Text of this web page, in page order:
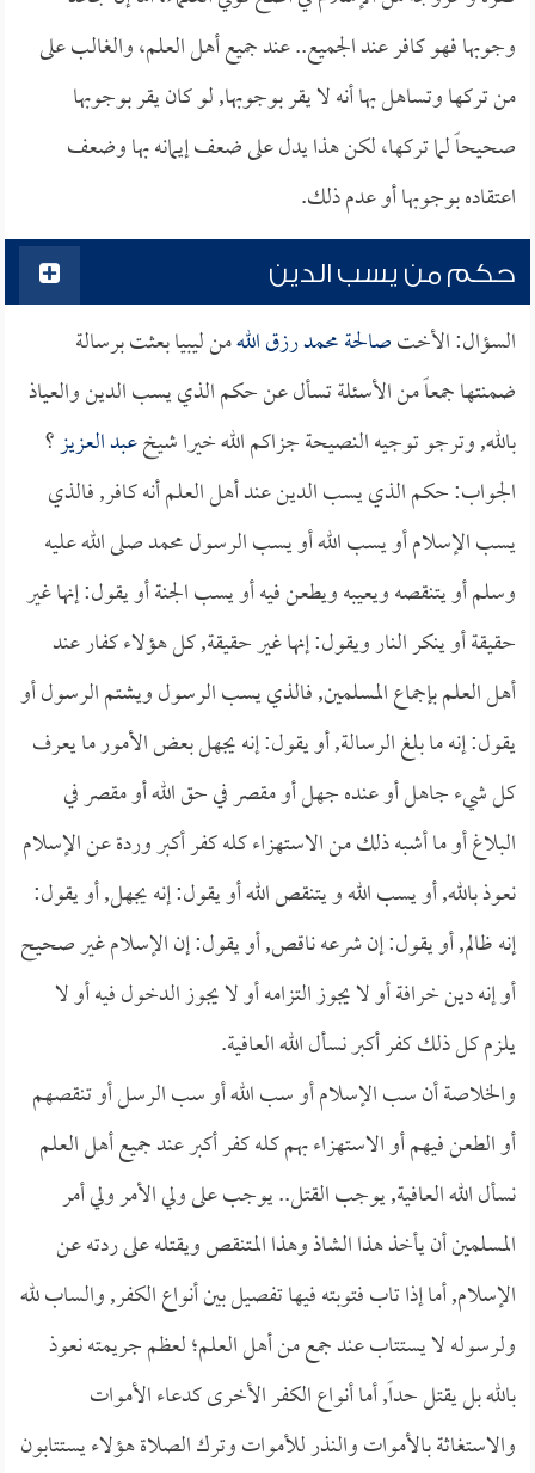
وجوبها فهو كافر عند الجميع.. عند جميع أهل العلم، والغالب على
من تركها وتساهل بها أنه لا يقر بوجوبها, لو كان يقر بوجوبها
صحيحاً لما تركها، لكن هذا يدل على ضعف إيمانه بها وضعف
اعتقاده بوجوبها أو عدم ذلك.
حكم من يسب الدين
السؤال: الأختصالحة محمد رزق اللهمن ليبيا بعثت برسالة
ضمنتها جمعاً من الأسئلة تسأل عن حكم الذي يسب الدين والعياذ
بالله, وترجو توجيه النصيحة جزاكم الله خيرا شيخعبد العزيز؟
الجواب: حكم الذي يسب الدين عند أهل العلم أنه كافر, فالذي
يسب الإسلام أو يسب الله أو يسب الرسول محمد صلى الله عليه
وسلم أو يتنقصه ويعيبه ويطعن فيه أو يسب الجنة أو يقول: إنها غير
حقيقة أو ينكر النار ويقول: إنها غير حقيقة, كل هؤلاء كفار عند
أهل العلم بإجماع المسلمين, فالذي يسب الرسول ويشتم الرسول أو
يقول: إنه ما بلغ الرسالة, أو يقول: إنه يجهل بعض الأمور ما يعرف
كل شيء جاهل أو عنده جهل أو مقصر في حق الله أو مقصر في
البلاغ أو ما أشبه ذلك من الاستهزاء كله كفر أكبر وردة عن الإسلام
نعوذ بالله, أو يسب الله و يتنقص الله أو يقول: إنه يجهل, أو يقول:
إنه ظالم, أو يقول: إن شرعه ناقص, أو يقول: إن الإسلام غير صحيح
أو إنه دين خرافة أو لا يجوز التزامه أو لا يجوز الدخول فيه أو لا
يلزم كل ذلك كفر أكبر نسأل الله العافية.
والخلاصة أن سب الإسلام أو سب الله أو سب الرسل أو تنقصهم
أو الطعن فيهم أو الاستهزاء بهم كله كفر أكبر عند جميع أهل العلم
نسأل الله العافية, يوجب القتل.. يوجب على ولي الأمر ولي أمر
المسلمين أن يأخذ هذا الشاذ وهذا المتنقص ويقتله على ردته عن
الإسلام, أما إذا تاب فتوبته فيها تفصيل بين أنواع الكفر, والساب لله
ولرسوله لا يستتاب عند جمع من أهل العلم؛ لعظم جريمته نعوذ
بالله بل يقتل حداً, أما أنواع الكفر الأخرى كدعاء الأموات
والاستغاثة بالأموات والنذر للأموات وترك الصلاة هؤلاء يستتابون